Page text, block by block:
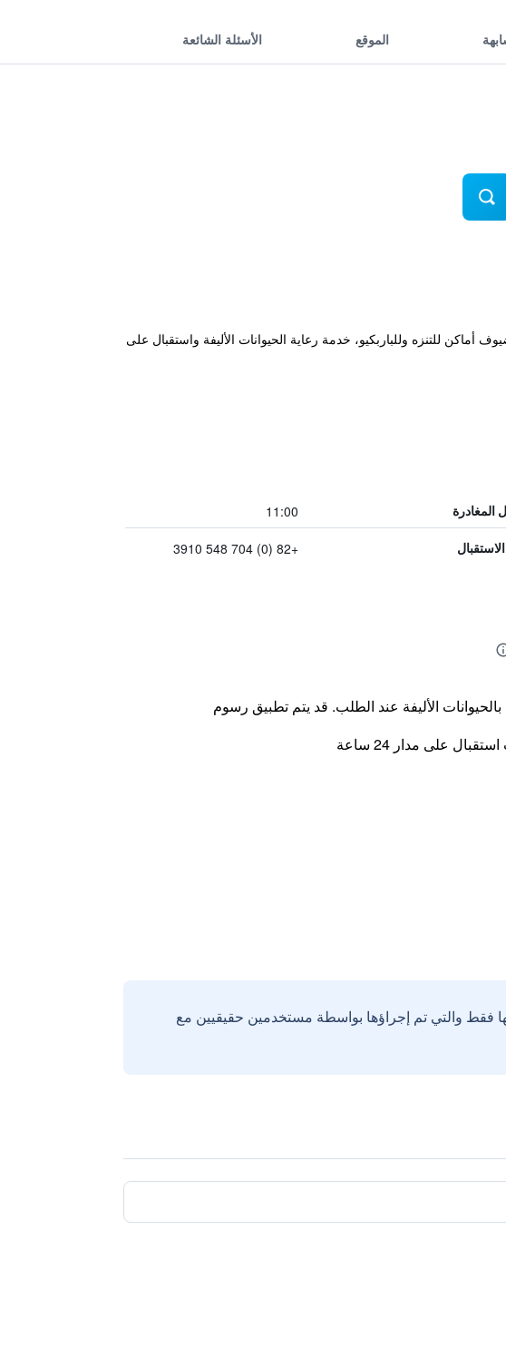
الموقع الأسئلة الشائعة
للتنزه وللباربكيو، خدمة رعاية الحيوانات الأليفة واستقبال على
11:00
+82 (0) 704 548 3910
الأليفة عند الطلب. قد يتم تطبيق رسوم
على مدار 24 ساعة
فقط والتي تم إجراؤها بواسطة مستخدمين حقيقيين مع